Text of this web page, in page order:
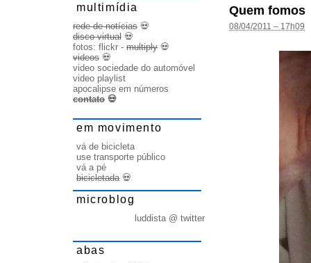
Quem fomos
08/04/2011 – 17h09
multimídia
rede de notícias 💀
disco virtual 💀
fotos: flickr - multiply 💀
videos 💀
video sociedade do automóvel
video playlist
apocalipse em números
contato 💀
em movimento
vá de bicicleta
use transporte público
vá a pé
bicicletada💀
microblog
luddista @ twitter
abas